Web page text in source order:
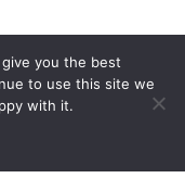
you the best
to use this site we
with it.